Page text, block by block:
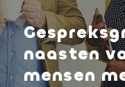
naasten
mensen